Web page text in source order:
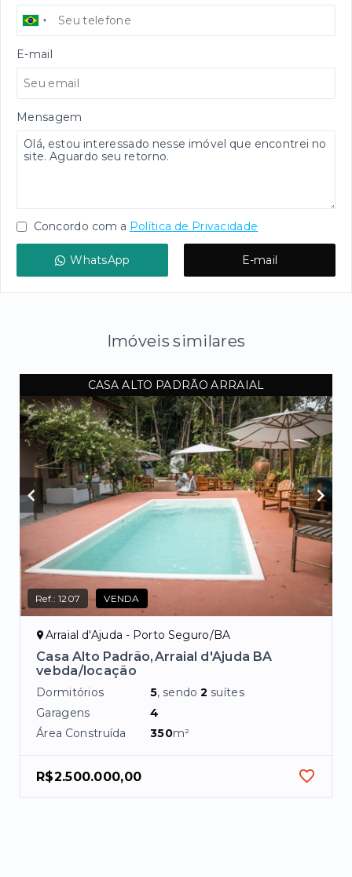
E-mail
Mensagem
Concordo com a Política de Privacidade
WhatsApp E-mail
Imóveis similares
CASA ALTO PADRÃO ARRAIAL
Ref.:1207 VENDA
Arraial d'Ajuda - Porto Seguro/BA
Casa Alto Padrão,Arraial d'Ajuda BA
vebda/locação
Dormitórios 5, sendo2 suítes
Garagens
4
Área Construída
350m²
R$2.500.000,00